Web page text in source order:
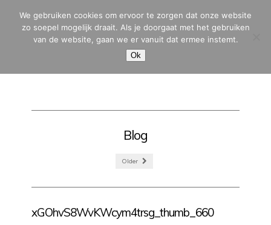
MENU
Blog
Older
xGOhvS8WvKWcym4trsg_thumb_660
We gebruiken cookies om ervoor te zorgen dat onze website
zo soepel mogelijk draait. Als je doorgaat met het gebruiken
van de website, gaan we er vanuit dat ermee instemt.
Ok